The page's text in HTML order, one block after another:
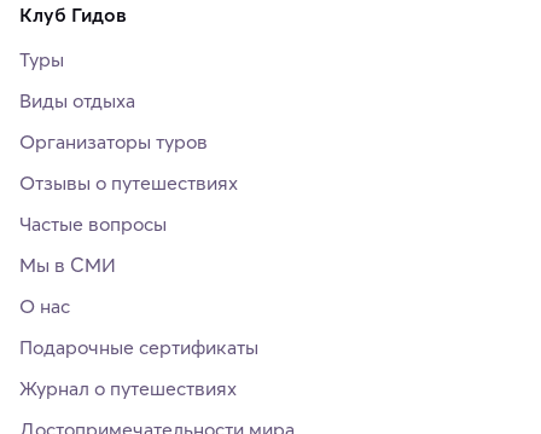
Клуб Гидов
Туры
Виды отдыха
Организаторы туров
Отзывы о путешествиях
Частые вопросы
Мы в СМИ
О нас
Подарочные сертификаты
Журнал о путешествиях